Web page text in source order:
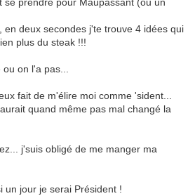
en deux secondes j'te trouve 4 idées qui
plus du steak !!!
on l'a pas...
fait de m'élire moi comme 'sident...
quand même pas mal changé la
j'suis obligé de me manger ma
un jour je serai Président !